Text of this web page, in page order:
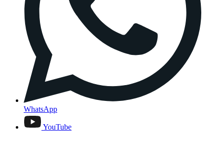
WhatsApp
YouTube